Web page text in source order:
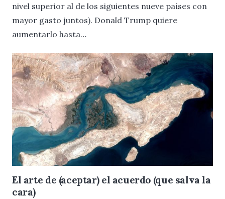
nivel superior al de los siguientes nueve países con
mayor gasto juntos). Donald Trump quiere
aumentarlo hasta…
El arte de (aceptar) el acuerdo (que salva la
cara)